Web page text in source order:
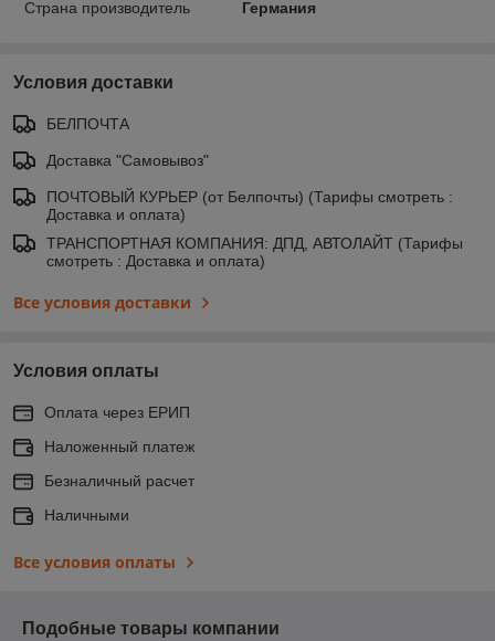
Страна производитель Германия
Условия доставки
БЕЛПОЧТА
Доставка "Самовывоз"
ПОЧТОВЫЙ КУРЬЕР (от Белпочты) (Тарифы смотреть :
Доставка и оплата)
ТРАНСПОРТНАЯ КОМПАНИЯ: ДПД, АВТОЛАЙТ (Тарифы
смотреть : Доставка и оплата)
Все условия доставки
Условия оплаты
Оплата через ЕРИП
Наложенный платеж
Безналичный расчет
Наличными
Все условия оплаты
Подобные товары компании